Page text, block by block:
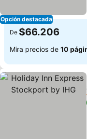
Opción destacada
De $66.206
Mira precios de 10